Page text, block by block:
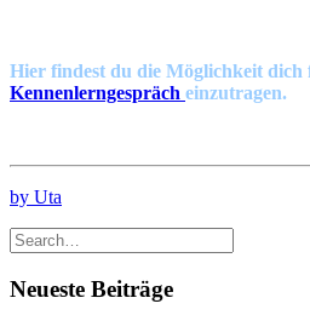
Hier findest du die Möglichkeit
Kennenlerngespräch einzutragen.
by Uta
Neueste Beiträge